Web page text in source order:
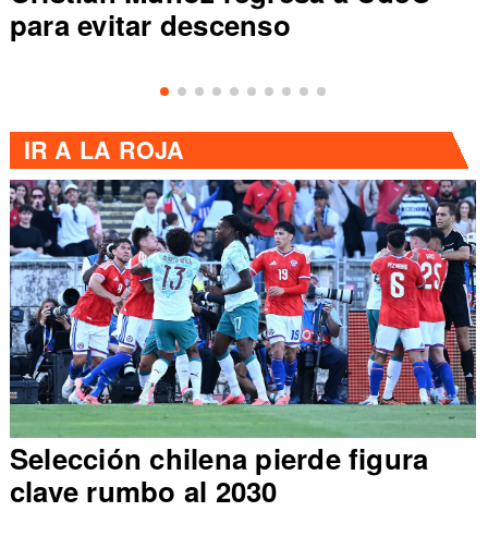
sale de zona de descenso
IR A LA ROJA
Selección chilena pierde figura
clave rumbo al 2030